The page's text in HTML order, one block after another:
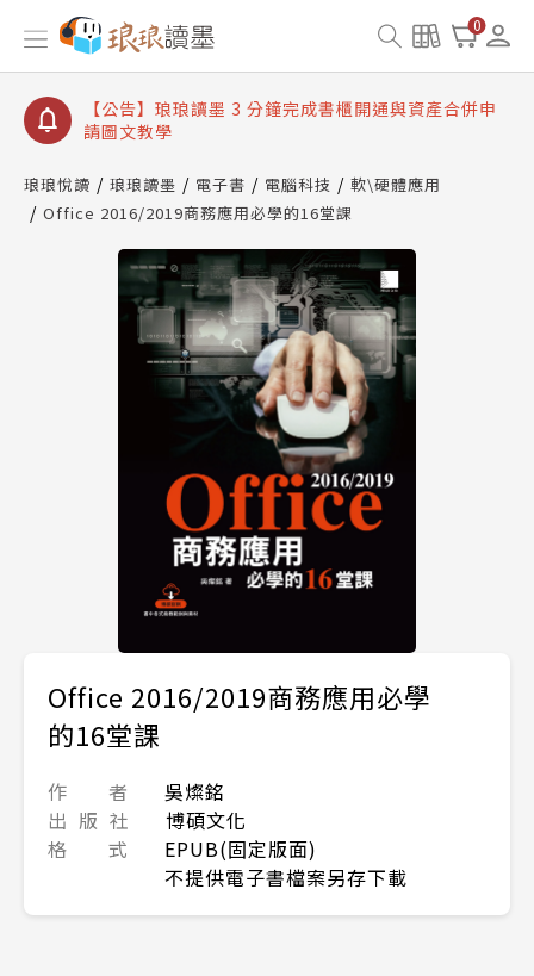
0
【公告】琅琅讀墨數位閱讀資產合併與書櫃開通申請
【公告】琅琅讀墨書櫃開通常見問題
【公告】琅琅讀墨 3 分鐘完成書櫃開通與資產合併申
請圖文教學
查詢
【公告】琅琅讀墨數位閱讀資產合併與書櫃開通申請
琅琅悅讀 琅琅讀墨 電子書 電腦科技
軟\硬體應用
Office 2016/2019商務應用必學的16堂課
Office 2016/2019商務應用必學
的16堂課
作 者
吳燦銘
出 版 社
博碩文化
格 式
EPUB(固定版面)
不提供電子書檔案另存下載